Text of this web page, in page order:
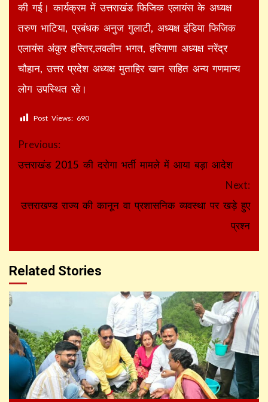
की गई। कार्यक्रम में उत्तराखंड फिजिक एलायंस के अध्यक्ष
तरुण भाटिया, प्रबंधक अनुज गुलाटी, अध्यक्ष इंडिया फिजिक
एलायंस अंकुर हस्तिर,लवलीन भगत, हरियाणा अध्यक्ष नरेंद्र
चौहान, उत्तर प्रदेश अध्यक्ष मुताहिर खान सहित अन्य गणमान्य
लोग उपस्थित रहे।
Post Views: 690
Continue
Reading
Previous:
उत्तराखंड 2015 की दरोगा भर्ती मामले में आया बड़ा आदेश
Next:
उत्तराखण्ड राज्य की कानून वा प्रशासनिक व्यवस्था पर खड़े हुए
प्रश्न
Related Stories